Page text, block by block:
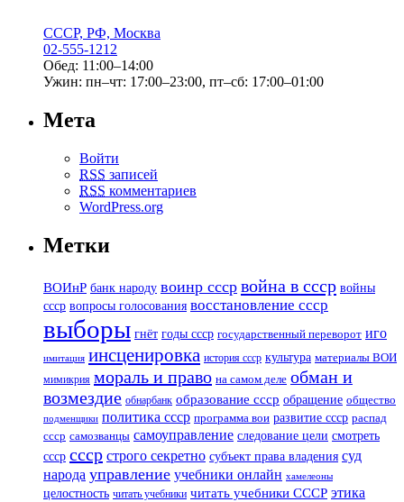
СССР, РФ, Москва
02-555-1212
Обед: 11:00–14:00
Ужин: пн–чт: 17:00–23:00, пт–сб: 17:00–01:00
Мета
Войти
RSS записей
RSS комментариев
WordPress.org
Метки
ВОИнР банк народу воинр ссср война в ссср войны
ссср вопросы голосования восстановление ссср
выборы гнёт годы ссср государственный переворот иго
имитация инсценировка история ссср культура материалы ВОИ
мимикрия мораль и право на самом деле обман и
возмездие обнарбанк образование ссср обращение общество
подменщики политика ссср программа вои развитие ссср распад
ссср самозванцы самоуправление следование цели смотреть
ссср ссср строго секретно субъект права владения суд
народа управление учебники онлайн хамелеоны
целостность читать учебники читать учебники СССР этика